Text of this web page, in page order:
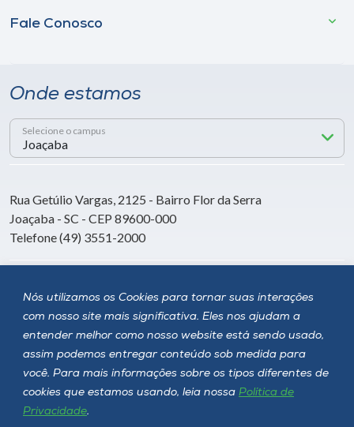
Nós utilizamos os Cookies para tornar suas interações
com nosso site mais significativa. Eles nos ajudam a
entender melhor como nosso website está sendo usado,
assim podemos entregar conteúdo sob medida para
você. Para mais informações sobre os tipos diferentes de
cookies que estamos usando, leia nossa Política de
Privacidade.
Fale Conosco
Onde estamos
Selecione o campus
Rua Getúlio Vargas, 2125 - Bairro Flor da Serra
Joaçaba - SC - CEP 89600-000
Telefone (49) 3551-2000
Siga a Unoesc